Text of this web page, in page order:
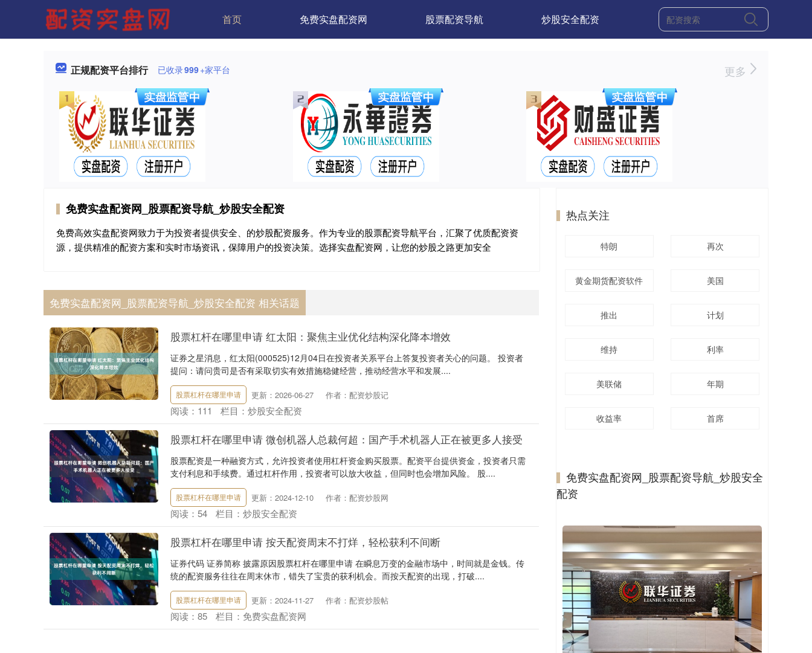
首页 免费实盘配资网 股票配资导航 炒股安全配资
正规配资平台排行 已收录999+家平台 更多
免费实盘配资网_股票配资导航_炒股安全配资
免费高效实盘配资网致力于为投资者提供安全、的炒股配资服务。作为专业的股票配资导航平台，汇聚了优质配资资
源，提供精准的配资方案和实时市场资讯，保障用户的投资决策。选择实盘配资网，让您的炒股之路更加安全
免费实盘配资网_股票配资导航_炒股安全配资 相关话题
股票杠杆在哪里申请 红太阳：聚焦主业优化结构深化降本增效
证券之星消息，红太阳(000525)12月04日在投资者关系平台上答复投资者关心的问题。 投资者
提问：请问贵司是否有采取切实有效措施稳健经营，推动经营水平和发展....
股票杠杆在哪里申请 更新：2026-06-27 作者：配资炒股记
阅读： 111 栏目： 炒股安全配资
股票杠杆在哪里申请 微创机器人总裁何超：国产手术机器人正在被更多人接受
股票配资是一种融资方式，允许投资者使用杠杆资金购买股票。配资平台提供资金，投资者只需
支付利息和手续费。通过杠杆作用，投资者可以放大收益，但同时也会增加风险。 股....
股票杠杆在哪里申请 更新：2024-12-10 作者：配资炒股网
阅读： 54 栏目： 炒股安全配资
股票杠杆在哪里申请 按天配资周末不打烊，轻松获利不间断
证券代码 证券简称 披露原因股票杠杆在哪里申请 在瞬息万变的金融市场中，时间就是金钱。传
统的配资服务往往在周末休市，错失了宝贵的获利机会。而按天配资的出现，打破....
股票杠杆在哪里申请 更新：2024-11-27 作者：配资炒股帖
阅读： 85 栏目： 免费实盘配资网
热点关注
特朗 再次
黄金期货配资软件 美国
推出 计划
维持 利率
美联储 年期
收益率 首席
免费实盘配资网_股票配资导航_炒股安全
配资